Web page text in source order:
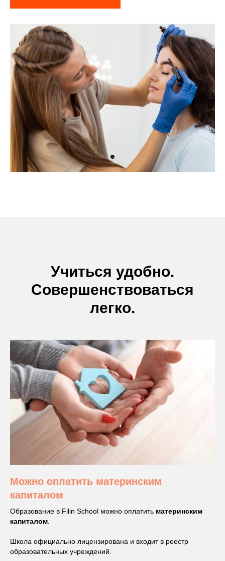
Учиться удобно.
Совершенствоваться
легко.
Можно оплатить материнским
капиталом
Образование в Filin School можно оплатить материнским
капиталом
Школа официально лицензирована и входит в реестр
образовательных учреждений.